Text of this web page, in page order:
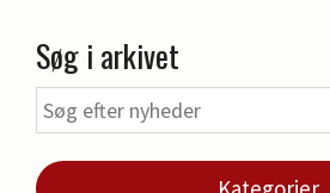
Søg i arkivet